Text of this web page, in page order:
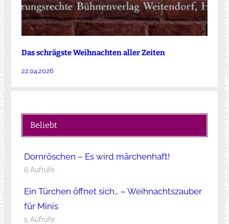
Das schrägste Weihnachten aller Zeiten
22.04.2026
Beliebt
Dornröschen – Es wird märchenhaft!
6 Aufrufe
Ein Türchen öffnet sich… – Weihnachtszauber
für Minis
5 Aufrufe